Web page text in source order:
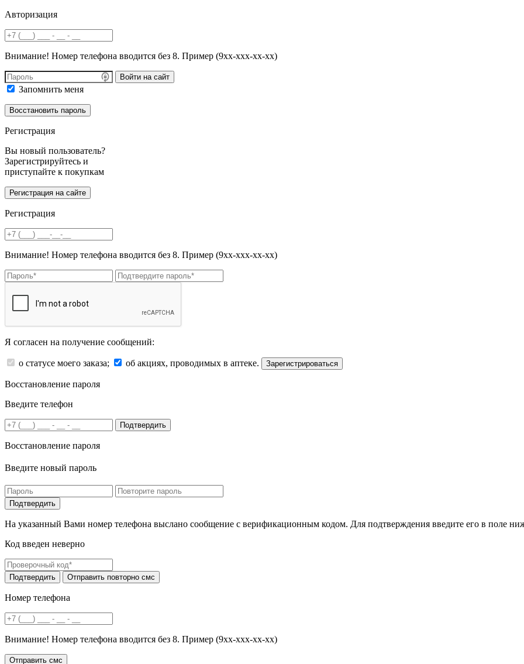
Авторизация
Внимание! Номер телефона вводится без 8. Пример (9хх-ххх-хх-хх)
Войти на сайт
Запомнить меня
Регистрация
Вы новый пользователь?
Зарегистрируйтесь и
приступайте к покупкам
Регистрация
Внимание! Номер телефона вводится без 8. Пример (9хх-ххх-хх-хх)
Я согласен на получение сообщений:
о статусе моего заказа; об акциях, проводимых в аптеке. Зарегистрироваться
Восстановление пароля
Введите телефон
Подтвердить
Восстановление пароля
Введите новый пароль
На указанный Вами номер телефона выслано сообщение с верификационным кодом. Для подтверждения введите его в поле
Код введен неверно
Номер телефона
Внимание! Номер телефона вводится без 8. Пример (9хх-ххх-хх-хх)